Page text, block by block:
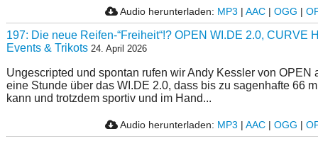
Audio herunterladen: MP3 | AAC| OGG |
197: Die neue Reifen-“Freiheit“!? OPEN WI.DE 2.0, CURVE
Events & Trikots 24. April 2026
Ungescripted und spontan rufen wir Andy Kessler von OPEN
eine Stunde über das WI.DE 2.0, dass bis zu sagenhafte 66
kann und trotzdem sportiv und im Hand...
Audio herunterladen: MP3 | AAC| OGG |